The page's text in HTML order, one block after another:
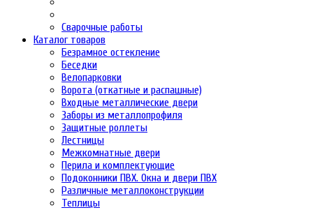
Сварочные работы
Каталог товаров
Безрамное остекление
Беседки
Велопарковки
Ворота (откатные и распашные)
Входные металлические двери
Заборы из металлопрофиля
Защитные роллеты
Лестницы
Межкомнатные двери
Перила и комплектующие
Подоконники ПВХ. Окна и двери ПВХ
Различные металлоконструкции
Теплицы